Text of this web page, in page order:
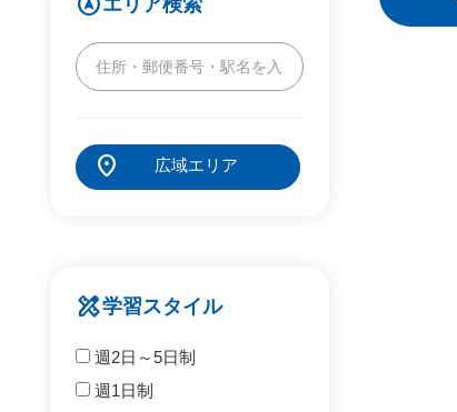
location_on 広域エリア
design_services学習スタイル
週2日～5日制
週1日制